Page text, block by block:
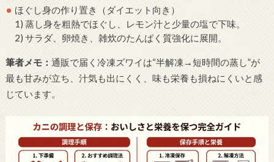
ほぐし身の作り置き（ダイエット向き）
1) 蒸し身を粗熱でほぐし、レモン汁と少量の塩で下味。
2) サラダ、卵焼き、雑炊のたんぱく質強化に展開。
筆者メモ： 通販で届く冷凍ズワイは“半解凍→短時間の蒸し”が
最も甘みが立ち、汁気も出にくく、味も栄養も損ねにくいと感
じています。